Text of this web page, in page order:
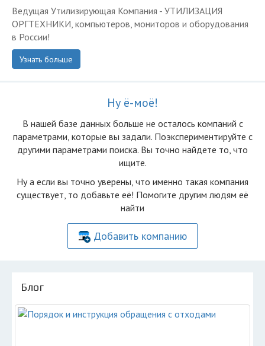
Ведущая Утилизирующая Компания - УТИЛИЗАЦИЯ
ОРГТЕХНИКИ, компьютеров, мониторов и оборудования
в России!
Узнать больше
Ну ё-моё!
В нашей базе данных больше не осталоcь компаний с
параметрами, которые вы задали. Поэкспериментируйте с
другими параметрами поиска. Вы точно найдете то, что
ищите.
Ну а если вы точно уверены, что именно такая компания
существует, то добавьте её! Помогите другим людям её
найти
Добавить компанию
Блог